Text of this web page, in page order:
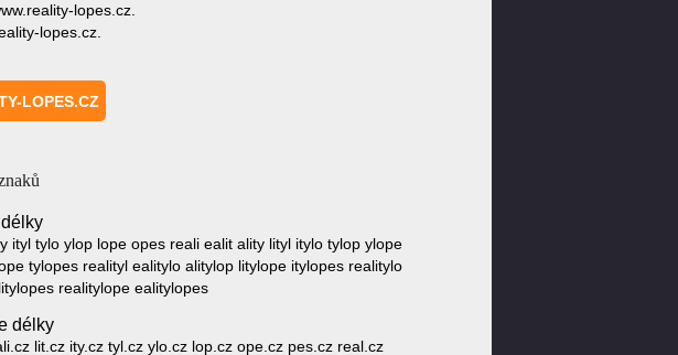
lopes.cz.
lopes.cz.
tylo ylop lope opes reali ealit ality lityl itylo tylop ylope
tylopes realityl ealitylo alitylop litylope itylopes realitylo
realitylope ealitylopes
délky
lit.cz ity.cz tyl.cz ylo.cz lop.cz ope.cz pes.cz real.cz